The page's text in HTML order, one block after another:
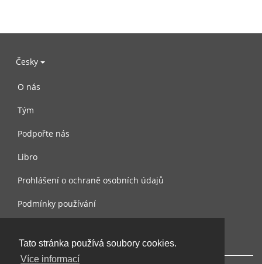
Tato stránka používá soubory cookies.
Více informací
Česky
O nás
Tým
Podpořte nás
Libro
Prohlášení o ochraně osobních údajů
Podmínky používání